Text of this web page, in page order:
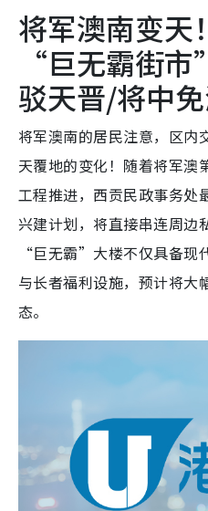
将军澳南变天
“巨无霸街
驳天晋/将中
将军澳南的居民注意，区内
天覆地的变化！随着将军澳
工程推进，西贡民政事务处
兴建计划，将直接串连周边
“巨无霸”大楼不仅具备现
与长者福利设施，预计将大
态。